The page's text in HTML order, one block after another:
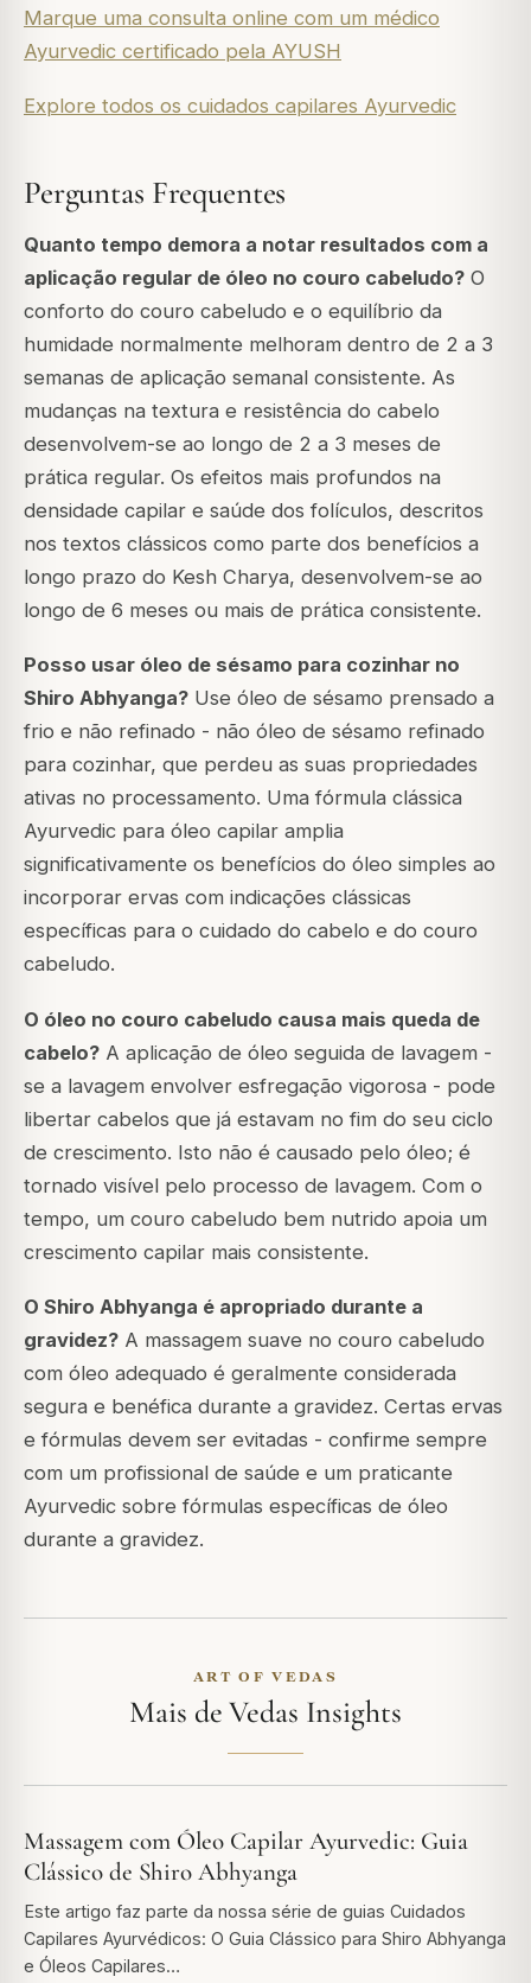
Marque uma consulta online com um médico
Ayurvedic certificado pela AYUSH
Explore todos os cuidados capilares Ayurvedic
Perguntas Frequentes
Quanto tempo demora a notar resultados com a
aplicação regular de óleo no couro cabeludo? O
conforto do couro cabeludo e o equilíbrio da
humidade normalmente melhoram dentro de 2 a 3
semanas de aplicação semanal consistente. As
mudanças na textura e resistência do cabelo
desenvolvem-se ao longo de 2 a 3 meses de
prática regular. Os efeitos mais profundos na
densidade capilar e saúde dos folículos, descritos
nos textos clássicos como parte dos benefícios a
longo prazo do Kesh Charya, desenvolvem-se ao
longo de 6 meses ou mais de prática consistente.
Posso usar óleo de sésamo para cozinhar no
Shiro Abhyanga? Use óleo de sésamo prensado a
frio e não refinado - não óleo de sésamo refinado
para cozinhar, que perdeu as suas propriedades
ativas no processamento. Uma fórmula clássica
Ayurvedic para óleo capilar amplia
significativamente os benefícios do óleo simples ao
incorporar ervas com indicações clássicas
específicas para o cuidado do cabelo e do couro
cabeludo.
O óleo no couro cabeludo causa mais queda de
cabelo? A aplicação de óleo seguida de lavagem -
se a lavagem envolver esfregação vigorosa - pode
libertar cabelos que já estavam no fim do seu ciclo
de crescimento. Isto não é causado pelo óleo; é
tornado visível pelo processo de lavagem. Com o
tempo, um couro cabeludo bem nutrido apoia um
crescimento capilar mais consistente.
O Shiro Abhyanga é apropriado durante a
gravidez? A massagem suave no couro cabeludo
com óleo adequado é geralmente considerada
segura e benéfica durante a gravidez. Certas ervas
e fórmulas devem ser evitadas - confirme sempre
com um profissional de saúde e um praticante
Ayurvedic sobre fórmulas específicas de óleo
durante a gravidez.
ART OF VEDAS
Mais de Vedas Insights
Massagem com Óleo Capilar Ayurvedic: Guia
Clássico de Shiro Abhyanga
Este artigo faz parte da nossa série de guias Cuidados
Capilares Ayurvédicos: O Guia Clássico para Shiro Abhyanga
e Óleos Capilares…